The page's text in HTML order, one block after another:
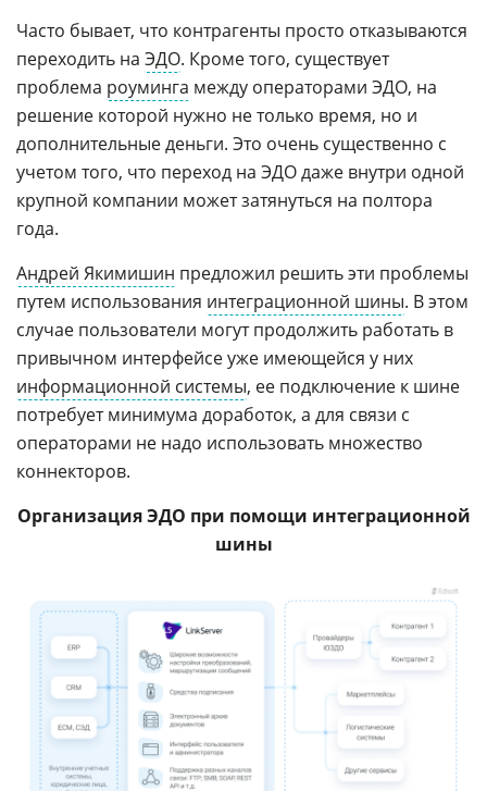
Часто бывает, что контрагенты просто отказываются
переходить на ЭДО. Кроме того, существует
проблема роуминга между операторами ЭДО, на
решение которой нужно не только время, но и
дополнительные деньги. Это очень существенно с
учетом того, что переход на ЭДО даже внутри одной
крупной компании может затянуться на полтора
года.
Андрей Якимишин предложил решить эти проблемы
путем использования интеграционной шины. В этом
случае пользователи могут продолжить работать в
привычном интерфейсе уже имеющейся у них
информационной системы, ее подключение к шине
потребует минимума доработок, а для связи с
операторами не надо использовать множество
коннекторов.
Организация ЭДО при помощи интеграционной
шины